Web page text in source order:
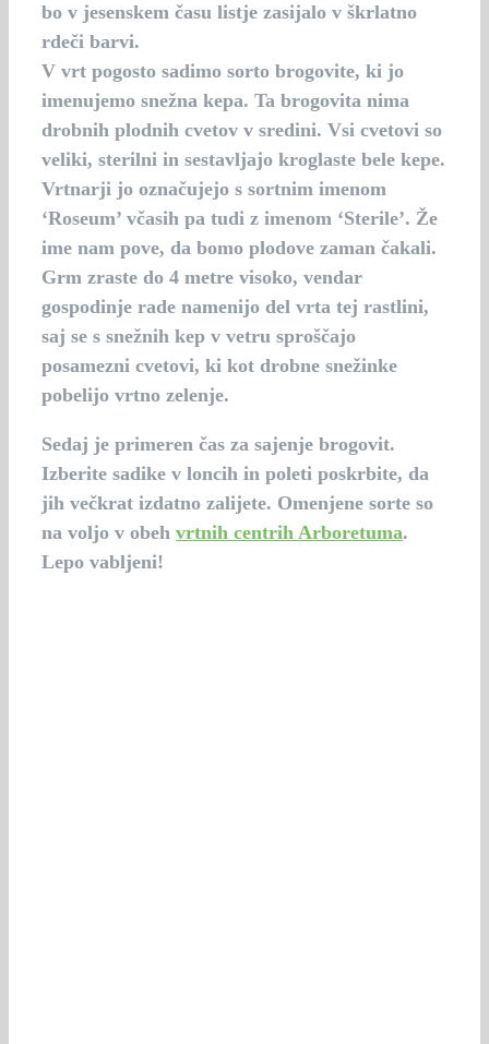
bo v jesenskem času listje zasijalo v škrlatno
rdeči barvi.
V vrt pogosto sadimo sorto brogovite, ki jo
imenujemo snežna kepa. Ta brogovita nima
drobnih plodnih cvetov v sredini. Vsi cvetovi so
veliki, sterilni in sestavljajo kroglaste bele kepe.
Vrtnarji jo označujejo s sortnim imenom
‘Roseum’ včasih pa tudi z imenom ‘Sterile’. Že
ime nam pove, da bomo plodove zaman čakali.
Grm zraste do 4 metre visoko, vendar
gospodinje rade namenijo del vrta tej rastlini,
saj se s snežnih kep v vetru sproščajo
posamezni cvetovi, ki kot drobne snežinke
pobelijo vrtno zelenje.
Sedaj je primeren čas za sajenje brogovit.
Izberite sadike v loncih in poleti poskrbite, da
jih večkrat izdatno zalijete. Omenjene sorte so
na voljo v obeh vrtnih centrih Arboretuma.
Lepo vabljeni!